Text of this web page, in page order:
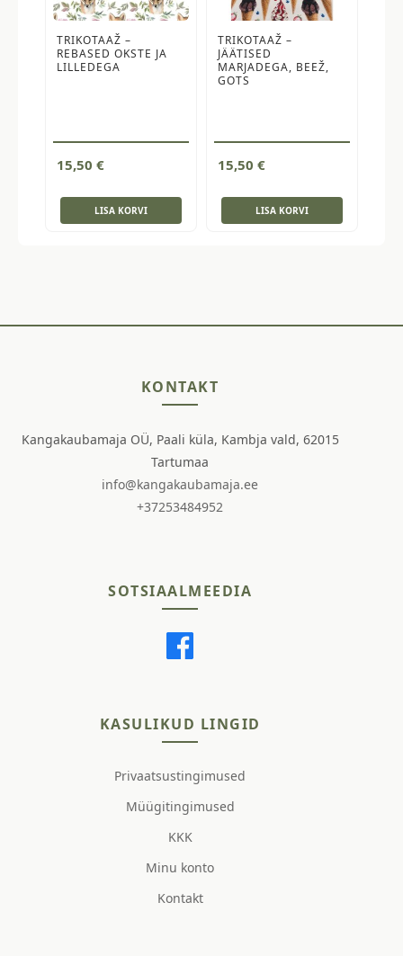
TRIKOTAAŽ –
REBASED OKSTE JA
LILLEDEGA
15,50 €
LISA KORVI
TRIKOTAAŽ –
JÄÄTISED
MARJADEGA, BEEŽ,
GOTS
15,50 €
LISA KORVI
KONTAKT
Kangakaubamaja OÜ, Paali küla, Kambja vald, 62015
Tartumaa
info@kangakaubamaja.ee
+37253484952
SOTSIAALMEEDIA
KASULIKUD LINGID
Privaatsustingimused
Müügitingimused
KKK
Minu konto
Kontakt